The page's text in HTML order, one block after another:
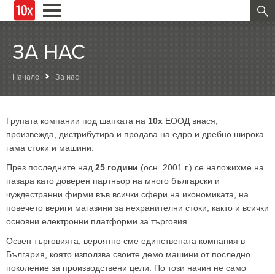
ЗА НАС
Начало За нас
Групата компании под шапката на 10х ЕООД внася,
произвежда, дистрибутира и продава на едро и дребно широка
гама стоки и машини.
През последните над 25 години (осн. 2001 г.) се наложихме на
пазара като доверен партньор на много български и
чуждестранни фирми във всички сфери на икономиката, на
повечето вериги магазини за нехранителни стоки, както и всички
основни електронни платформи за търговия.
Освен търговията, вероятно сме единствената компания в
България, която използва своите демо машини от последно
поколение за производствени цели. По този начин не само